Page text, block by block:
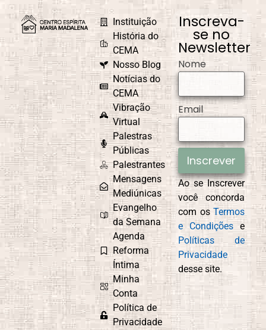
Instituição
História do
CEMA
Nosso Blog
Notícias do
CEMA
Vibração
Virtual
Palestras
Públicas
Palestrantes
Mensagens
Mediúnicas
Evangelho
da Semana
Agenda
Reforma
Íntima
Minha
Conta
Política de
Privacidade
Inscreva-
se no
Newsletter
Nome
Email
Inscrever
Ao se Inscrever
você concorda
com osTermos
e Condições e
Políticas de
Privacidade
desse site.